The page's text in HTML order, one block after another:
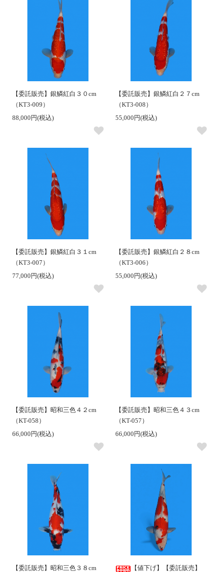
【委託販売】銀鱗紅白３０cm
（KT3-009）
88,000円(税込)
【委託販売】銀鱗紅白２７cm
（KT3-008）
55,000円(税込)
【委託販売】銀鱗紅白３１cm
（KT3-007）
77,000円(税込)
【委託販売】銀鱗紅白２８cm
（KT3-006）
55,000円(税込)
【委託販売】昭和三色４２cm
（KT-058）
66,000円(税込)
【委託販売】昭和三色４３cm
（KT-057）
66,000円(税込)
【委託販売】昭和三色３８cm 【値下げ】【委託販売】